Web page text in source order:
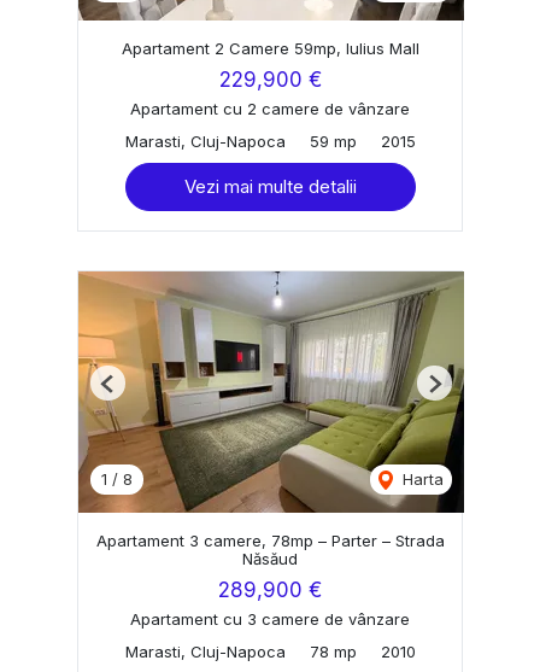
Apartament 2 Camere 59mp, Iulius Mall
229,900 €
Apartament cu 2 camere de vânzare
Marasti, Cluj-Napoca
59 mp 2015
Vezi mai multe detalii
1 / 8 Harta
Previous Next
Apartament 3 camere, 78mp – Parter – Strada
Năsăud
289,900 €
Apartament cu 3 camere de vânzare
Marasti, Cluj-Napoca
78 mp 2010